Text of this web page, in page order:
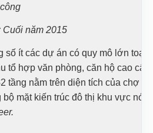
Cuối năm 2015
số ít các dự án có quy mô lớn toạ
tổ hợp văn phòng, căn hộ cao
tầng nằm trên diện tích của chợ
bộ mặt kiến trúc đô thị khu vực nói